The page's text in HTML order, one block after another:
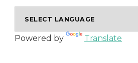
Powered by Translate